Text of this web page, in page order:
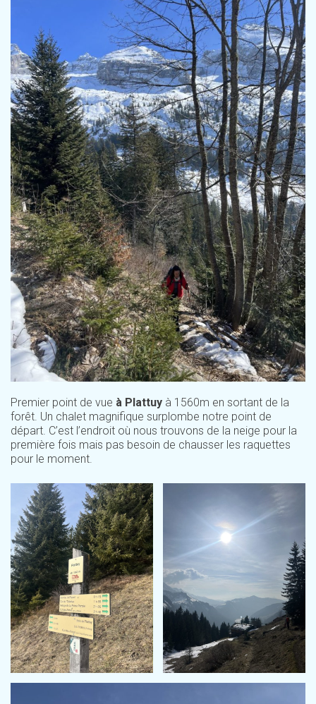
Premier point de vue à Plattuy à 1560m en sortant de la
forêt. Un chalet magnifique surplombe notre point de
départ. C’est l’endroit où nous trouvons de la neige pour la
première fois mais pas besoin de chausser les raquettes
pour le moment.